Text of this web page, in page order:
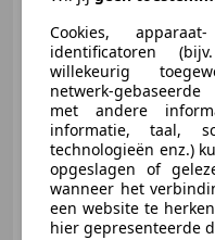
06/2006 162.587 km
Cookies,
identificatoren
willekeurig
netwerk-
met andere
informatie, taal,
technologieën enz.)
opgeslagen of
wanneer het
een website te
hier gepresenteerde